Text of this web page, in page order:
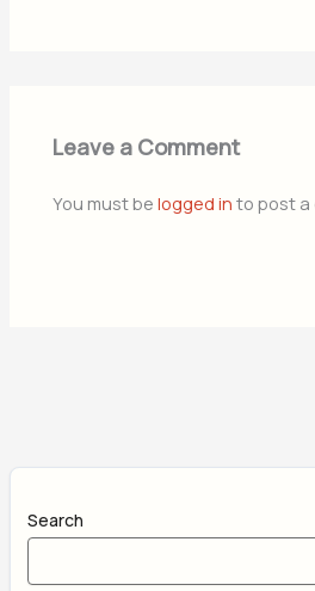
Leave a Comment
You must belogged in to post a
Search